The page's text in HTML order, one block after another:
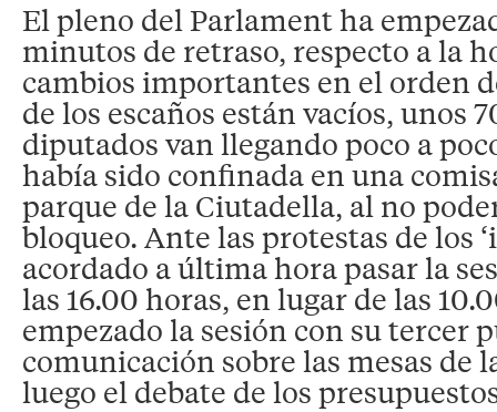
El pleno del Parlament ha
minutos de retraso, respecto a la
cambios importantes en el orden
de los escaños están vacíos, unos
diputados van llegando poco a
había sido confinada en una
parque de la Ciutadella, al no
bloqueo. Ante las protestas de los
acordado a última hora pasar la
las 16.00 horas, en lugar de las
empezado la sesión con su tercer
comunicación sobre las mesas de
luego el debate de los